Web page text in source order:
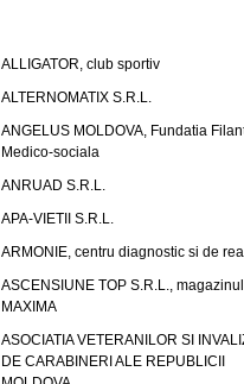
ALLIGATOR, club sportiv
ALTERNOMATIX S.R.L.
ANGELUS MOLDOVA, Fundatia
Medico-sociala
ANRUAD S.R.L.
APA-VIETII S.R.L.
ARMONIE, centru diagnostic si de
ASCENSIUNE TOP S.R.L., magazinul
MAXIMA
ASOCIATIA VETERANILOR SI
DE CARABINERI ALE REPUBLICII